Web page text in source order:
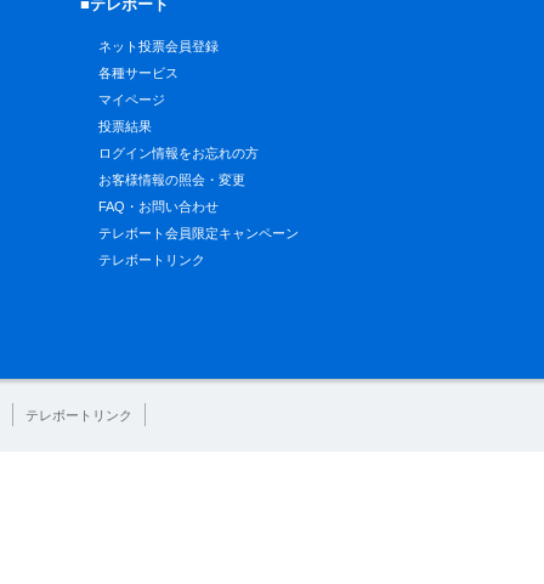
■テレボート
ネット投票会員登録
各種サービス
マイページ
投票結果
ログイン情報をお忘れの方
お客様情報の照会・変更
FAQ・お問い合わせ
テレボート会員限定キャンペーン
テレボートリンク
テレボートリンク